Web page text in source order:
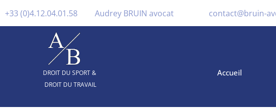
+33 (0)4.12.04.01.58 Audrey BRUIN avocat contact@bruin-
DROIT DU SPORT &
DROIT DU TRAVAIL
Accueil